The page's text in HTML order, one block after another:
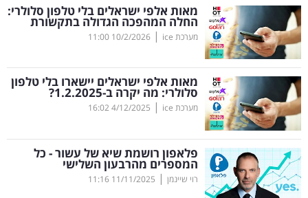
דיגיטל
וטק
שיווק
ופרסום
משפט
מדדים
ומחקרים
מאות אלפי ישראלים בלי טלפון סלולרי:
החלה המהפכה הגדולה בתקשורת
מערכת ice |
10/2/2026
11:00
מאות אלפי ישראלים יישארו בלי טלפון
סלולרי: מה יקרה ב-1.2.2025?
מערכת ice |
4/12/2025
16:02
פלאפון רושמת שיא של עשור - כל
המספרים מהרבעון השלישי
רוי שיינמן |
11/11/2025
11:16